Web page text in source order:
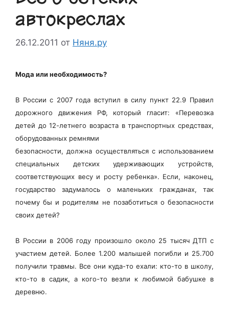
автокреслах
26.12.2011 от Няня.ру
Мода или необходимость?
В России с 2007 года вступил в силу пункт 22.9 Правил
дорожного движения РФ, который гласит: «Перевозка
детей до 12-летнего возраста в транспортных средствах,
оборудованных ремнями
безопасности, должна осуществляться с использованием
специальных детских удерживающих устройств,
соответствующих весу и росту ребенка». Если, наконец,
государство задумалось о маленьких гражданах, так
почему бы и родителям не позаботиться о безопасности
своих детей?
В России в 2006 году произошло около 25 тысяч ДТП с
участием детей. Более 1.200 малышей погибли и 25.700
получили травмы. Все они куда-то ехали: кто-то в школу,
кто-то в садик, а кого-то везли к любимой бабушке в
деревню.